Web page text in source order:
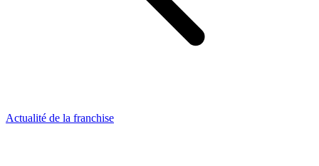
Actualité de la franchise